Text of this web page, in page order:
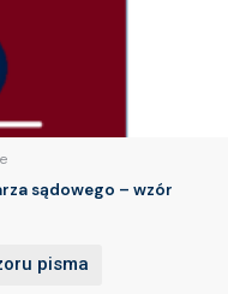
sądowego – wzór
pisma